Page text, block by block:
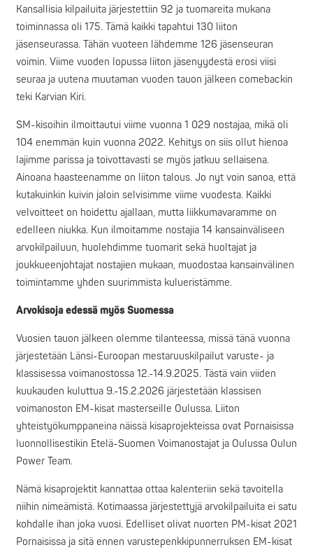
Kansallisia kilpailuita järjestettiin 92 ja tuomareita mukana
toiminnassa oli 175. Tämä kaikki tapahtui 130 liiton
jäsenseurassa. Tähän vuoteen lähdemme 126 jäsenseuran
voimin. Viime vuoden lopussa liiton jäsenyydestä erosi viisi
seuraa ja uutena muutaman vuoden tauon jälkeen comebackin
teki Karvian Kiri.
SM-kisoihin ilmoittautui viime vuonna 1 029 nostajaa, mikä oli
104 enemmän kuin vuonna 2022. Kehitys on siis ollut hienoa
lajimme parissa ja toivottavasti se myös jatkuu sellaisena.
Ainoana haasteenamme on liiton talous. Jo nyt voin sanoa, että
kutakuinkin kuivin jaloin selvisimme viime vuodesta. Kaikki
velvoitteet on hoidettu ajallaan, mutta liikkumavaramme on
edelleen niukka. Kun ilmoitamme nostajia 14 kansainväliseen
arvokilpailuun, huolehdimme tuomarit sekä huoltajat ja
joukkueenjohtajat nostajien mukaan, muodostaa kansainvälinen
toimintamme yhden suurimmista kulueristämme.
Arvokisoja edessä myös Suomessa
Vuosien tauon jälkeen olemme tilanteessa, missä tänä vuonna
järjestetään Länsi-Euroopan mestaruuskilpailut varuste- ja
klassisessa voimanostossa 12.-14.9.2025. Tästä vain viiden
kuukauden kuluttua 9.-15.2.2026 järjestetään klassisen
voimanoston EM-kisat masterseille Oulussa. Liiton
yhteistyökumppaneina näissä kisaprojekteissa ovat Pornaisissa
luonnollisestikin Etelä-Suomen Voimanostajat ja Oulussa Oulun
Power Team.
Nämä kisaprojektit kannattaa ottaa kalenteriin sekä tavoitella
niihin nimeämistä. Kotimaassa järjestettyjä arvokilpailuita ei satu
kohdalle ihan joka vuosi. Edelliset olivat nuorten PM-kisat 2021
Pornaisissa ja sitä ennen varustepenkkipunnerruksen EM-kisat